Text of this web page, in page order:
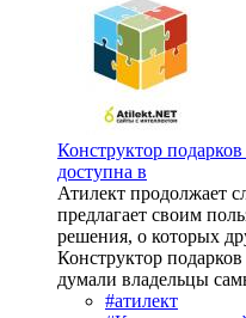
Конструктор
доступна в
Атилект продолжает
предлагает своим
решения, о которых
Конструктор
думали владельцы
#атилект